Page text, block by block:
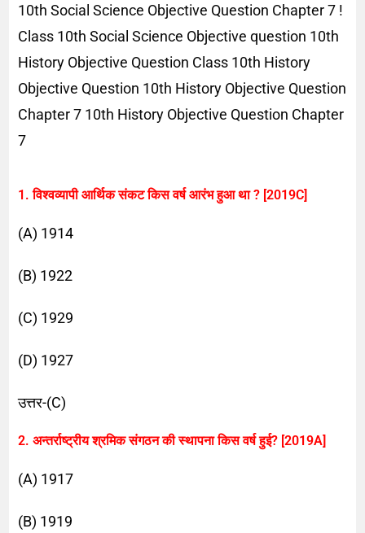
10th Social Science Objective Question Chapter 7 !
Class 10th Social Science Objective question 10th
History Objective Question Class 10th History
Objective Question 10th History Objective Question
Chapter 7 10th History Objective Question Chapter
7
1. विश्वव्यापी आर्थिक संकट किस वर्ष आरंभ हुआ था ? [2019C]
(A) 1914
(B) 1922
(C) 1929
(D) 1927
उत्तर-(C)
2. अन्तर्राष्ट्रीय श्रमिक संगठन की स्थापना किस वर्ष हुई? [2019A]
(A) 1917
(B) 1919